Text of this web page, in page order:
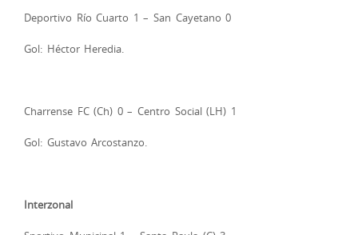
Deportivo Río Cuarto 1 – San Cayetano 0
Gol: Héctor Heredia.
Charrense FC (Ch) 0 – Centro Social (LH) 1
Gol: Gustavo Arcostanzo.
Interzonal